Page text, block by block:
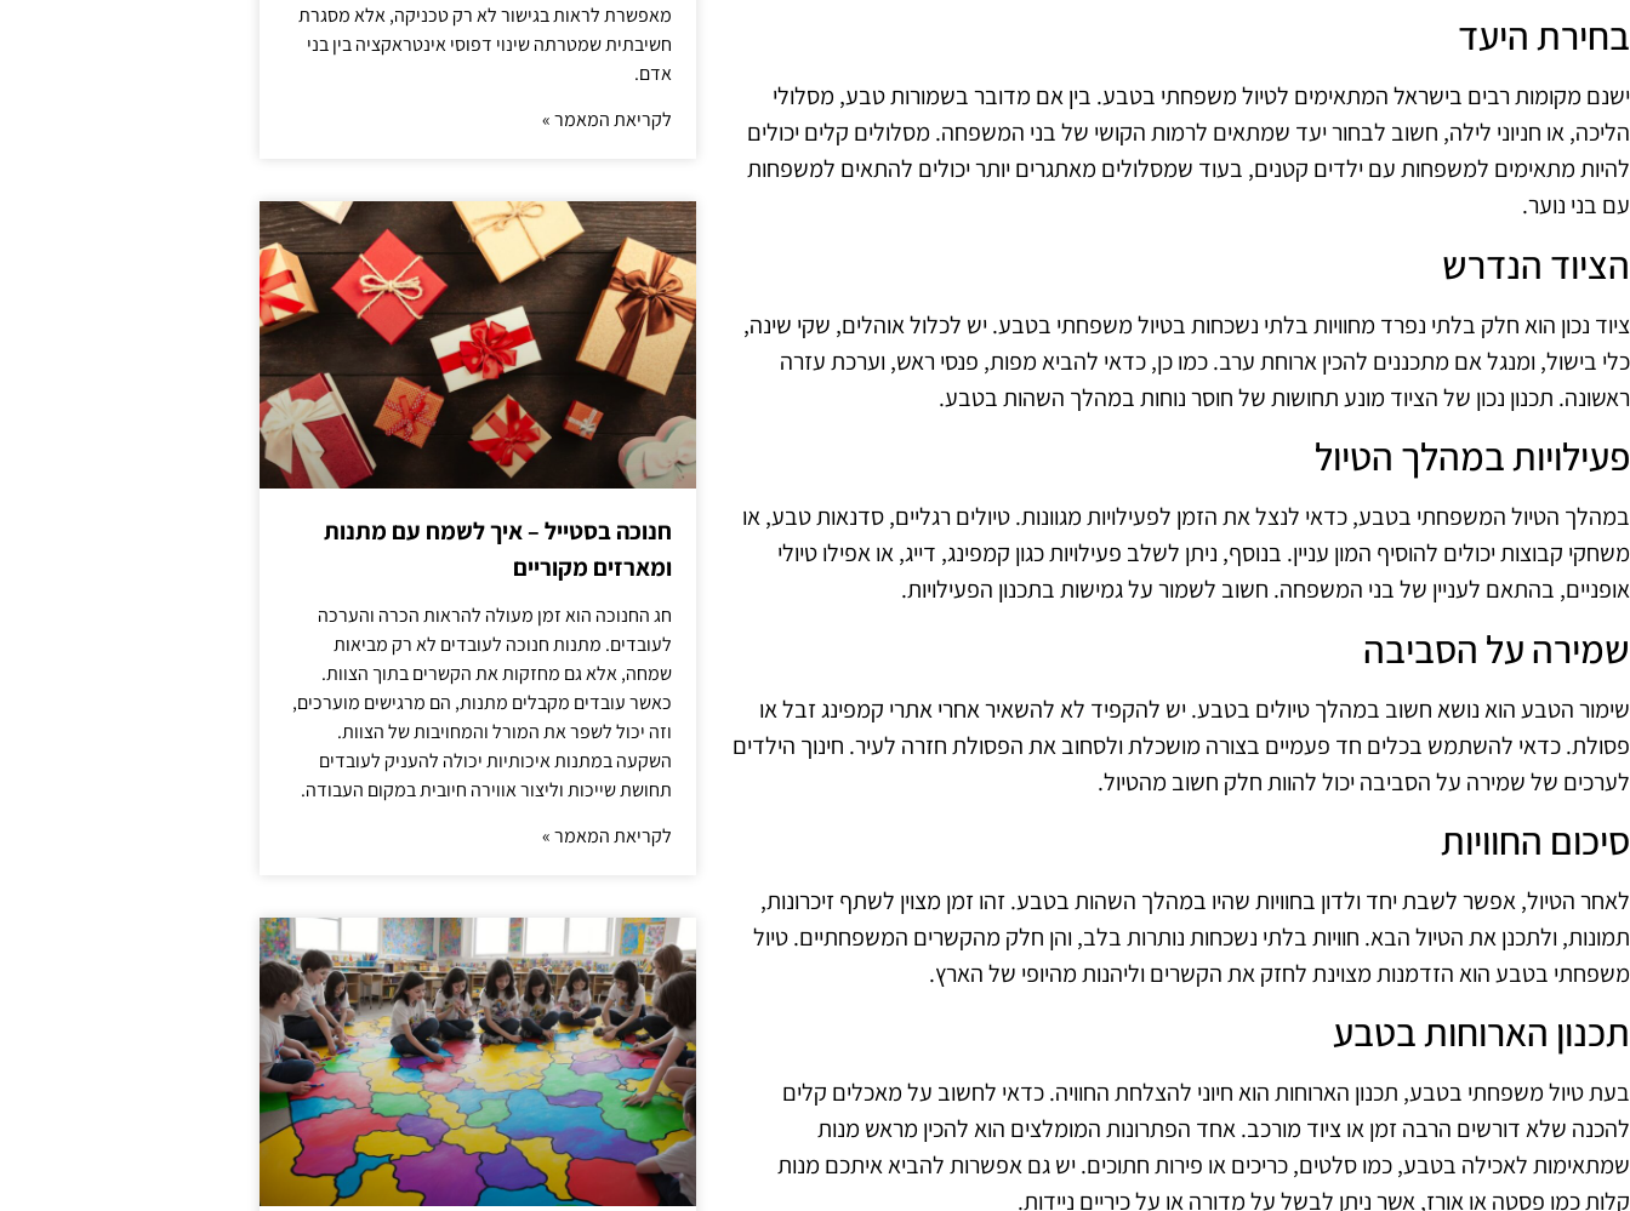
בחירת היעד
ישנם מקומות רבים בישראל המתאימים לטיול משפחתי בטבע. בין אם מדובר בשמורות טבע, מסלולי
הליכה, או חניוני לילה, חשוב לבחור יעד שמתאים לרמות הקושי של בני המשפחה. מסלולים קלים יכולים
להיות מתאימים למשפחות עם ילדים קטנים, בעוד שמסלולים מאתגרים יותר יכולים להתאים למשפחות
עם בני נוער.
הציוד הנדרש
ציוד נכון הוא חלק בלתי נפרד מחוויות בלתי נשכחות בטיול משפחתי בטבע. יש לכלול אוהלים, שקי שינה,
כלי בישול, ומנגל אם מתכננים להכין ארוחת ערב. כמו כן, כדאי להביא מפות, פנסי ראש, וערכת עזרה
ראשונה. תכנון נכון של הציוד מונע תחושות של חוסר נוחות במהלך השהות בטבע.
פעילויות במהלך הטיול
במהלך הטיול המשפחתי בטבע, כדאי לנצל את הזמן לפעילויות מגוונות. טיולים רגליים, סדנאות טבע, או
משחקי קבוצות יכולים להוסיף המון עניין. בנוסף, ניתן לשלב פעילויות כגון קמפינג, דייג, או אפילו טיולי
אופניים, בהתאם לעניין של בני המשפחה. חשוב לשמור על גמישות בתכנון הפעילויות.
שמירה על הסביבה
שימור הטבע הוא נושא חשוב במהלך טיולים בטבע. יש להקפיד לא להשאיר אחרי אתרי קמפינג זבל או
פסולת. כדאי להשתמש בכלים חד פעמיים בצורה מושכלת ולסחוב את הפסולת חזרה לעיר. חינוך הילדים
לערכים של שמירה על הסביבה יכול להוות חלק חשוב מהטיול.
סיכום החוויות
לאחר הטיול, אפשר לשבת יחד ולדון בחוויות שהיו במהלך השהות בטבע. זהו זמן מצוין לשתף זיכרונות,
תמונות, ולתכנן את הטיול הבא. חוויות בלתי נשכחות נותרות בלב, והן חלק מהקשרים המשפחתיים. טיול
משפחתי בטבע הוא הזדמנות מצוינת לחזק את הקשרים וליהנות מהיופי של הארץ.
תכנון הארוחות בטבע
בעת טיול משפחתי בטבע, תכנון הארוחות הוא חיוני להצלחת החוויה. כדאי לחשוב על מאכלים קלים
להכנה שלא דורשים הרבה זמן או ציוד מורכב. אחד הפתרונות המומלצים הוא להכין מראש מנות
שמתאימות לאכילה בטבע, כמו סלטים, כריכים או פירות חתוכים. יש גם אפשרות להביא איתכם מנות
קלות כמו פסטה או אורז, אשר ניתן לבשל על מדורה או על כיריים ניידות.
מאפשרת לראות בגישור לא רק טכניקה, אלא מסגרת
חשיבתית שמטרתה שינוי דפוסי אינטראקציה בין בני
אדם.
לקריאת המאמר »
חנוכה בסטייל – איך לשמח עם מתנות
ומארזים מקוריים
חג החנוכה הוא זמן מעולה להראות הכרה והערכה
לעובדים. מתנות חנוכה לעובדים לא רק מביאות
שמחה, אלא גם מחזקות את הקשרים בתוך הצוות.
כאשר עובדים מקבלים מתנות, הם מרגישים מוערכים,
וזה יכול לשפר את המורל והמחויבות של הצוות.
השקעה במתנות איכותיות יכולה להעניק לעובדים
תחושת שייכות וליצור אווירה חיובית במקום העבודה.
לקריאת המאמר »